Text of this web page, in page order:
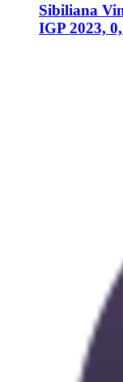
Sibiliana
IGP 2023,